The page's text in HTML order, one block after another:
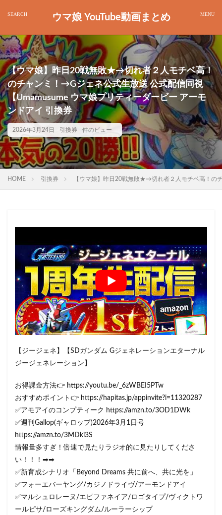
ウマ娘 YouTube動画まとめ
【ウマ娘】昨日20戦無敗★→切れ者２人モチベ高！
のチャンミ！→Gジェネ公式生放送 公式配信同視
【Umamusume ウマ娘プリティーダービー アーモ
ンドアイ 引換券
2026年3月24日 引換券 件のビュー
HOME 引換券 【ウマ娘】昨日20戦無敗★→切れ者２人モチベ高！の
【ジージェネ】【SDガンダム Gジェネレーションエターナル
ジージェネレーション】
お得課金方法👉 https://youtu.be/_6zWBEI5PTw
おすすめポイント👉 https://hapitas.jp/appinvite?i=11320287
✅アモアイのコンプティーク https://amzn.to/3OD1DWk
✅週刊Gallop(ギャロップ)2026年3月1日号
https://amzn.to/3MDki3S
情報量多すぎ！倍速で見たりラジオ的に見たりしてくださ
い！！！➡➡
✅新育成シナリオ「Beyond Dreams 共に前へ、共に光を」
✅フォーエバーヤング/カジノドライヴ/アーモンドアイ
✅マルシュロレーヌ/エピファネイア/ロゴタイプ/ヴィクトワ
ールピサ/ローズキングダム/ルーラーシップ